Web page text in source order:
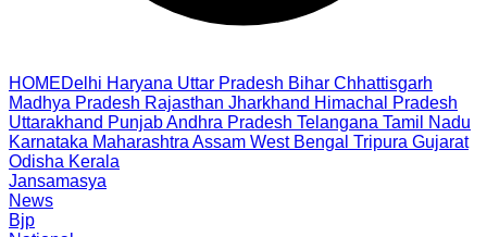
HOMEDelhi Haryana Uttar Pradesh Bihar Chhattisgarh
Madhya Pradesh Rajasthan Jharkhand Himachal Pradesh
Uttarakhand PunjabAndhra Pradesh Telangana Tamil Nadu
Karnataka Maharashtra Assam West Bengal Tripura Gujarat
Odisha Kerala
Jansamasya
News
Bjp